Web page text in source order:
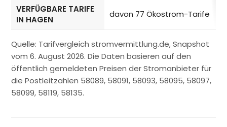
VERFÜGBARE TARIFE
IN HAGEN
davon 77 Ökostrom-Tarife
Quelle: Tarifvergleich stromvermittlung.de, Snapshot
vom 6. August 2026. Die Daten basieren auf den
öffentlich gemeldeten Preisen der Stromanbieter für
die Postleitzahlen 58089, 58091, 58093, 58095, 58097,
58099, 58119, 58135.